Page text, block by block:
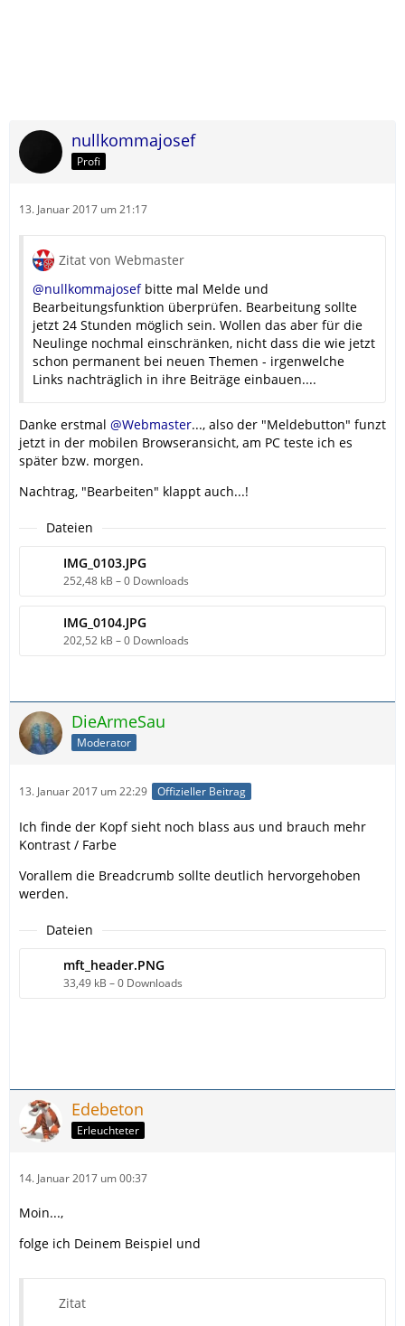
nullkommajosef
Profi
13. Januar 2017 um 21:17
Zitat von Webmaster
@nullkommajosefbitte mal Melde und
Bearbeitungsfunktion überprüfen. Bearbeitung sollte
jetzt 24 Stunden möglich sein. Wollen das aber für die
Neulinge nochmal einschränken, nicht dass die wie jetzt
schon permanent bei neuen Themen - irgenwelche
Links nachträglich in ihre Beiträge einbauen....
Danke erstmal @Webmaster..., also der "Meldebutton" funzt
jetzt in der mobilen Browseransicht, am PC teste ich es
später bzw. morgen.
Nachtrag, "Bearbeiten" klappt auch...!
Dateien
IMG_0103.JPG
252,48 kB – 0 Downloads
IMG_0104.JPG
202,52 kB – 0 Downloads
DieArmeSau
Moderator
13. Januar 2017 um 22:29 Offizieller Beitrag
Ich finde der Kopf sieht noch blass aus und brauch mehr
Kontrast / Farbe
Vorallem die Breadcrumb sollte deutlich hervorgehoben
werden.
Dateien
mft_header.PNG
33,49 kB – 0 Downloads
Edebeton
Erleuchteter
14. Januar 2017 um 00:37
Moin...,
folge ich Deinem Beispiel und
Zitat